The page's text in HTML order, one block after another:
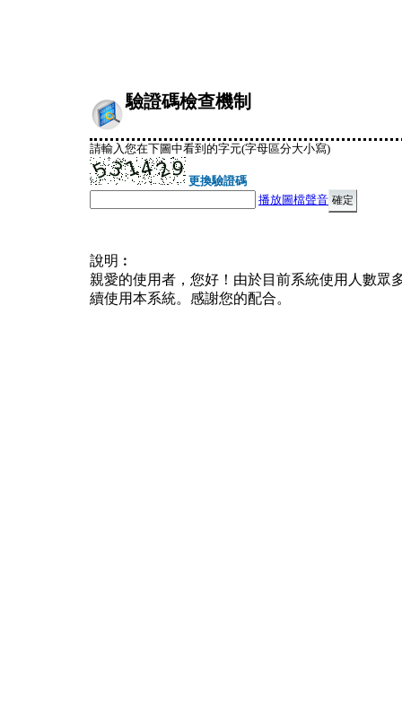
驗證碼檢查機制
請輸入您在下圖中看到的字元(字母區分大小寫)
更換驗證碼
播放圖檔聲音
說明︰
親愛的使用者，您好！由於目前系統使用人數眾
續使用本系統。感謝您的配合。